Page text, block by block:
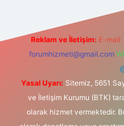
Reklam ve İletişim: E-mail:
forumhizmeti@gmail.com
Yasal Uyarı: Sitemiz, 5651
ve İletişim Kurumu (BTK)
olarak hizmet vermektedir.